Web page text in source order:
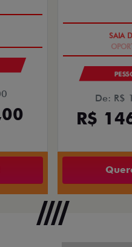
De: R$
R$